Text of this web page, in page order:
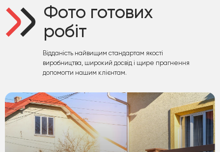
Фото готових
робіт
Відданість найвищим стандартам якості
виробництва, широкий досвід і щире прагнення
допомогти нашим клієнтам.